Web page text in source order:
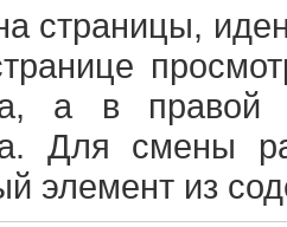
страницы,
а в правой
Для смены
элемент из